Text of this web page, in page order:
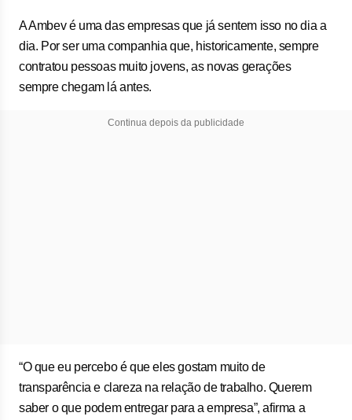
A Ambev é uma das empresas que já sentem isso no dia a
dia. Por ser uma companhia que, historicamente, sempre
contratou pessoas muito jovens, as novas gerações
sempre chegam lá antes.
Continua depois da publicidade
“O que eu percebo é que eles gostam muito de
transparência e clareza na relação de trabalho. Querem
saber o que podem entregar para a empresa”, afirma a